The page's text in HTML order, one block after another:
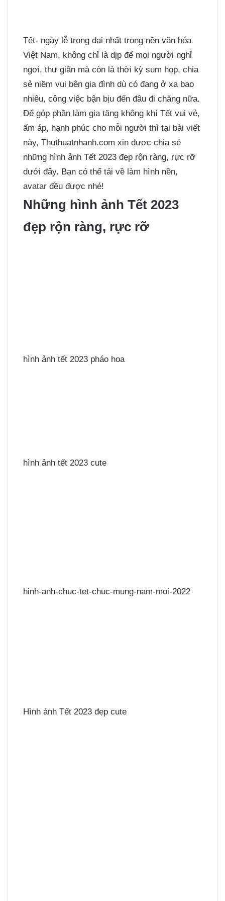
Tết- ngày lễ trọng đại nhất trong nền văn hóa
Việt Nam, không chỉ là dịp để mọi người nghỉ
ngơi, thư giãn mà còn là thời kỳ sum họp, chia
sẻ niềm vui bên gia đình dù có đang ở xa bao
nhiêu, công việc bận bịu đến đâu đi chăng nữa.
Để góp phần làm gia tăng không khí Tết vui vẻ,
ấm áp, hạnh phúc cho mỗi người thì tại bài viết
này, Thuthuatnhanh.com xin được chia sẻ
những hình ảnh Tết 2023 đẹp rộn ràng, rực rỡ
dưới đây. Bạn có thể tải về làm hình nền,
avatar đều được nhé!
Những hình ảnh Tết 2023
đẹp rộn ràng, rực rỡ
hình ảnh tết 2023 pháo hoa
hình ảnh tết 2023 cute
hinh-anh-chuc-tet-chuc-mung-nam-moi-2022
Hình ảnh Tết 2023 đẹp cute